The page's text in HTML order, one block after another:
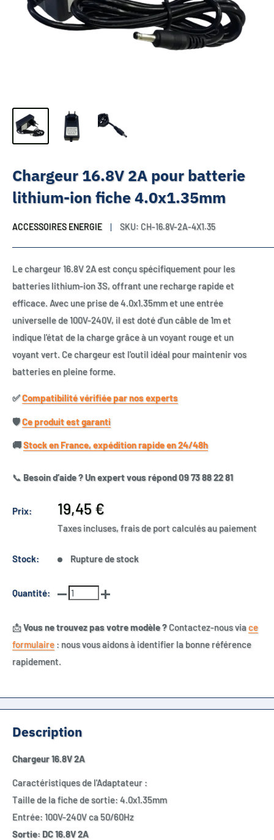
Chargeur 16.8V 2A pour batterie
lithium-ion fiche 4.0x1.35mm
ACCESSOIRES ENERGIE SKU: CH-16.8V-2A-4X1.35
Le chargeur 16.8V 2A est conçu spécifiquement pour les
batteries lithium-ion 3S, offrant une recharge rapide et
efficace. Avec une prise de 4.0x1.35mm et une entrée
universelle de 100V-240V, il est doté d'un câble de 1m et
indique l'état de la charge grâce à un voyant rouge et un
voyant vert. Ce chargeur est l'outil idéal pour maintenir vos
batteries en pleine forme.
✅​Compatibilité vérifiée par nos experts
🛡️​Ce produit est garanti
🚚​Stock en France, expédition rapide en 24/48h
📞 Besoin d’aide ? Un expert vous répond 09 73 88 22 81
Prix:
Prix
réduit
19,45 €
Taxes incluses, frais de port calculés au paiement
Stock: Rupture de stock
Quantité:
📩Vous ne trouvez pas votre modèle ?Contactez-nous viace
formulaire : nous vous aidons à identifier la bonne référence
rapidement.
Description
Chargeur 16.8V 2A
Caractéristiques de l'Adaptateur :
Taille de la fiche de sortie: 4.0x1.35mm
Entrée: 100V-240V ca 50/60Hz
Sortie: DC 16.8V 2A